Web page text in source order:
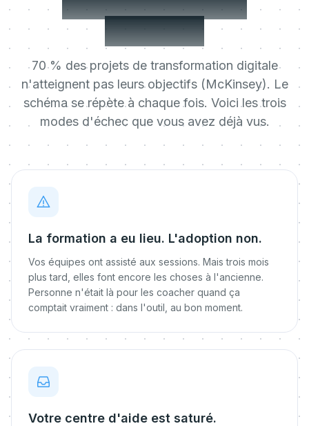
cassent.
70 % des projets de transformation digitale
n'atteignent pas leurs objectifs (McKinsey). Le
schéma se répète à chaque fois. Voici les trois
modes d'échec que vous avez déjà vus.
La formation a eu lieu. L'adoption non.
Vos équipes ont assisté aux sessions. Mais trois mois
plus tard, elles font encore les choses à l'ancienne.
Personne n'était là pour les coacher quand ça
comptait vraiment : dans l'outil, au bon moment.
Votre centre d'aide est saturé.